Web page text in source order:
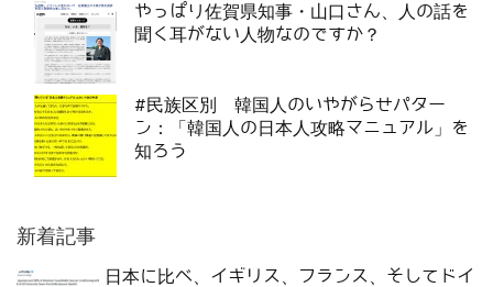
やっぱり佐賀県知事・山口さん、人の話を
聞く耳がない人物なのですか？
#民族区別 韓国人のいやがらせパター
ン：「韓国人の日本人攻略マニュアル」を
知ろう
新着記事
日本に比べ、イギリス、フランス、そしてドイ